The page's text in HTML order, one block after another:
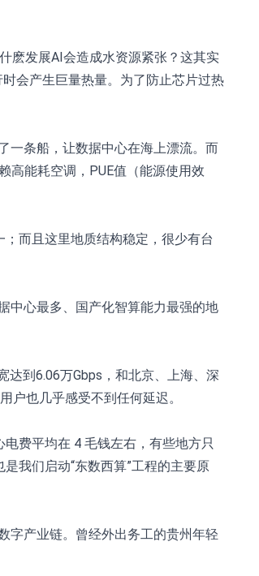
麽发展AI会造成水资源紧张？这其实
会产生巨量热量。为了防止芯片过热
一条船，让数据中心在海上漂流。而
能耗空调，PUE值（能源使用效
而且这里地质结构稳定，很少有台
中心最多、国产化智算能力最强的地
到6.06万Gbps，和北京、上海、深
户也几乎感受不到任何延迟。
费平均在 4 毛钱左右，有些地方只
我们启动“东数西算”工程的主要原
字产业链。曾经外出务工的贵州年轻